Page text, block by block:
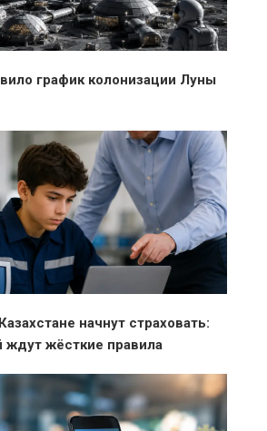
график колонизации Луны
начнут страховать:
ждут жёсткие правила